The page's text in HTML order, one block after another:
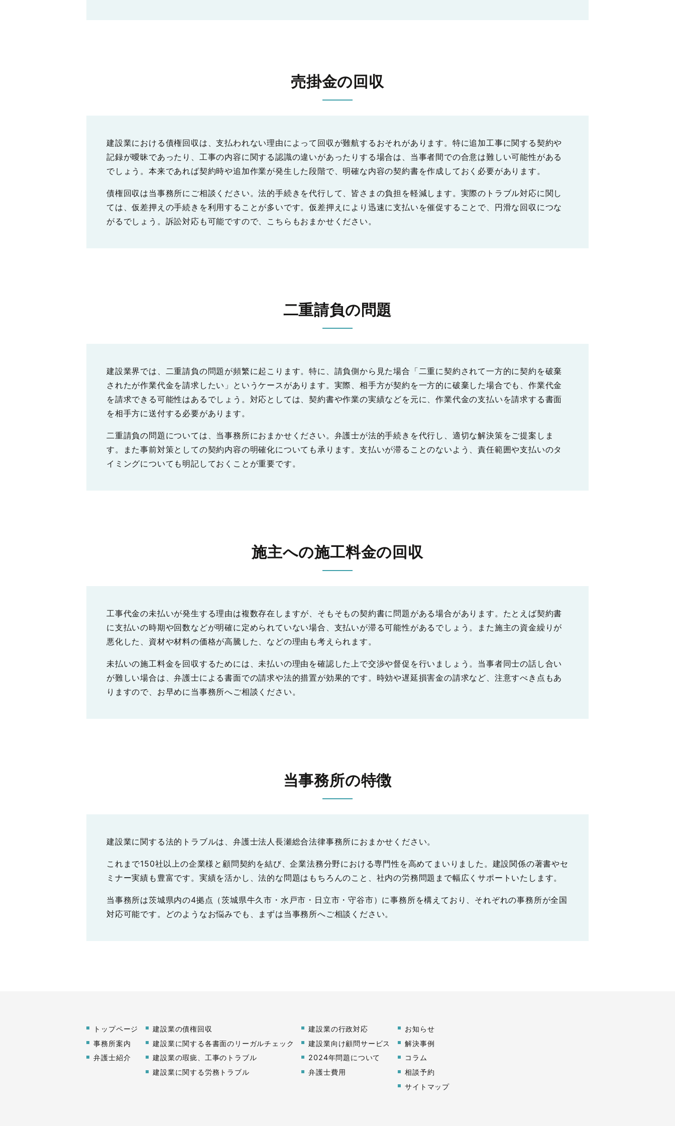
売掛金の回収
建設業における債権回収は、支払われない理由によって回収が難航するおそれがあります。特に追加工事に関する契約や
記録が曖昧であったり、工事の内容に関する認識の違いがあったりする場合は、当事者間での合意は難しい可能性がある
でしょう。本来であれば契約時や追加作業が発生した段階で、明確な内容の契約書を作成しておく必要があります。
債権回収は当事務所にご相談ください。法的手続きを代行して、皆さまの負担を軽減します。実際のトラブル対応に関し
ては、仮差押えの手続きを利用することが多いです。仮差押えにより迅速に支払いを催促することで、円滑な回収につな
がるでしょう。訴訟対応も可能ですので、こちらもおまかせください。
二重請負の問題
建設業界では、二重請負の問題が頻繁に起こります。特に、請負側から見た場合「二重に契約されて一方的に契約を破棄
されたが作業代金を請求したい」というケースがあります。実際、相手方が契約を一方的に破棄した場合でも、作業代金
を請求できる可能性はあるでしょう。対応としては、契約書や作業の実績などを元に、作業代金の支払いを請求する書面
を相手方に送付する必要があります。
二重請負の問題については、当事務所におまかせください。弁護士が法的手続きを代行し、適切な解決策をご提案しま
す。また事前対策としての契約内容の明確化についても承ります。支払いが滞ることのないよう、責任範囲や支払いのタ
イミングについても明記しておくことが重要です。
施主への施工料金の回収
工事代金の未払いが発生する理由は複数存在しますが、そもそもの契約書に問題がある場合があります。たとえば契約書
に支払いの時期や回数などが明確に定められていない場合、支払いが滞る可能性があるでしょう。また施主の資金繰りが
悪化した、資材や材料の価格が高騰した、などの理由も考えられます。
未払いの施工料金を回収するためには、未払いの理由を確認した上で交渉や督促を行いましょう。当事者同士の話し合い
が難しい場合は、弁護士による書面での請求や法的措置が効果的です。時効や遅延損害金の請求など、注意すべき点もあ
りますので、お早めに当事務所へご相談ください。
当事務所の特徴
建設業に関する法的トラブルは、弁護士法人長瀬総合法律事務所におまかせください。
これまで150社以上の企業様と顧問契約を結び、企業法務分野における専門性を高めてまいりました。建設関係の著書やセ
ミナー実績も豊富です。実績を活かし、法的な問題はもちろんのこと、社内の労務問題まで幅広くサポートいたします。
当事務所は茨城県内の4拠点（茨城県牛久市・水戸市・日立市・守谷市）に事務所を構えており、それぞれの事務所が全国
対応可能です。どのようなお悩みでも、まずは当事務所へご相談ください。
トップページ
事務所案内
弁護士紹介
建設業の債権回収
建設業に関する各書面のリーガルチェック
建設業の瑕疵、工事のトラブル
建設業に関する労務トラブル
建設業の行政対応
建設業向け顧問サービス
2024年問題について
弁護士費用
お知らせ
解決事例
コラム
相談予約
サイトマップ